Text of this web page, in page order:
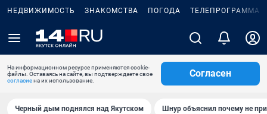
НЕДВИЖИМОСТЬ ЗНАКОМСТВА ПОГОДА ТЕЛЕПРОГРАММА
На информационном ресурсе применяются cookie-
файлы. Оставаясь на сайте, вы подтверждаете свое
согласиена их использование.
Согласен
Черный дым поднялся над Якутском Шнур объяснил почему не